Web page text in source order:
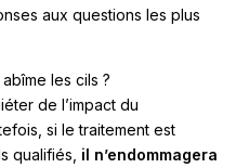
aux questions les plus
les cils ?
de l’impact du
si le traitement est
qualifiés, il n’endommagera